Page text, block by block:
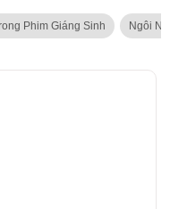
Phim Giáng Sinh Ngôi